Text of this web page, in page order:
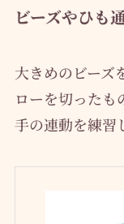
ビーズやひも
大きめのビーズ
ローを切ったも
手の連動を練習